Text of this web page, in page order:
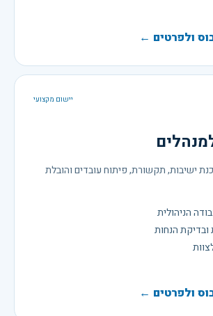
ולפרטים ←
יישום מקצועי
ישיבות, תקשורת, פיתוח עובדים והובלת
הנחות
ולפרטים ←